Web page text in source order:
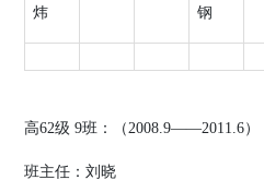
炜
钢
高62级9班：（2008.9——2011.6）
班主任：刘晓